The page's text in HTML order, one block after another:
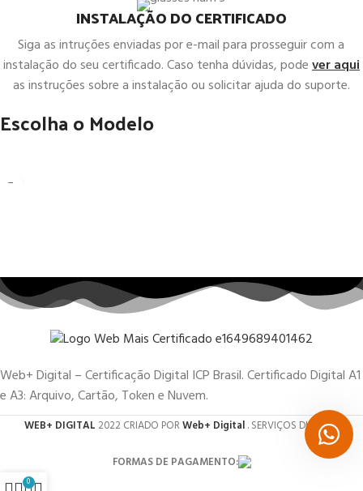
INSTALAÇÃO DO CERTIFICADO
Siga as intruções enviadas por e-mail para prosseguir com a
instalação do seu certificado. Caso tenha dúvidas, podever aqui
as instruções sobre a instalação ou solicitar ajuda do suporte.
Escolha o Modelo
Web+ Digital – Certificação Digital ICP Brasil. Certificado Digital A1
e A3: Arquivo, Cartão, Token e Nuvem.
WEB+ DIGITAL 2022 CRIADO PORWeb+ Digital. SERVIÇOS DIGITAIS.
FORMAS DE PAGAMENTO:
0